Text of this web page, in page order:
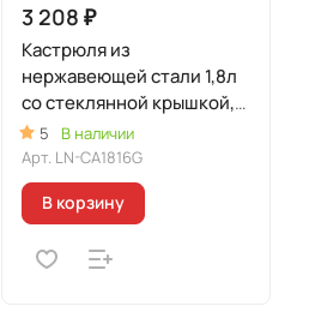
3 208 ₽
Кастрюля из
нержавеющей стали 1,8л
со стеклянной крышкой,
линия "Леон"
5
В наличии
Арт. LN-CA1816G
В корзину